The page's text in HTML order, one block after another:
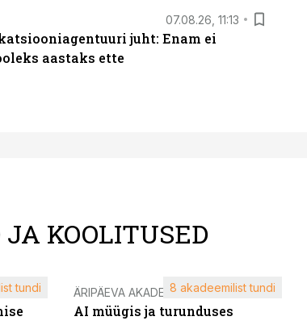
07.08.26, 11:13
juht: Enam ei
aastaks ette
KOOLITUSED
tundi ÄRIPÄEVA AKADEEMIA
AI müügis ja turunduses
8 akadeemilist tundi